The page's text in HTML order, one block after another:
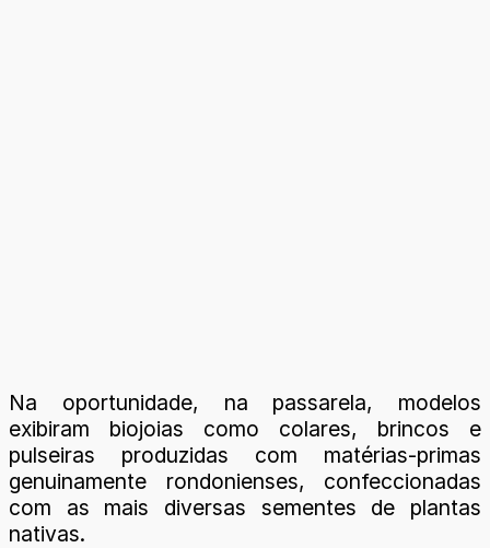
Na oportunidade, na passarela, modelos
exibiram biojoias como colares, brincos e
pulseiras produzidas com matérias-primas
genuinamente rondonienses, confeccionadas
com as mais diversas sementes de plantas
nativas.